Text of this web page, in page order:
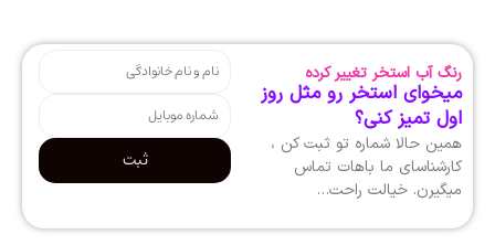
رنگ آب استخر تغییر کرده
میخوای استخر رو مثل روز
اول تمیز کنی؟
همین حالا شماره تو ثبت کن ،
کارشناسای ما باهات تماس
میگیرن. خیالت راحت…
ثبت